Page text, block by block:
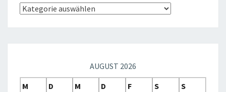
AUGUST 2026
M
D M D F S
S